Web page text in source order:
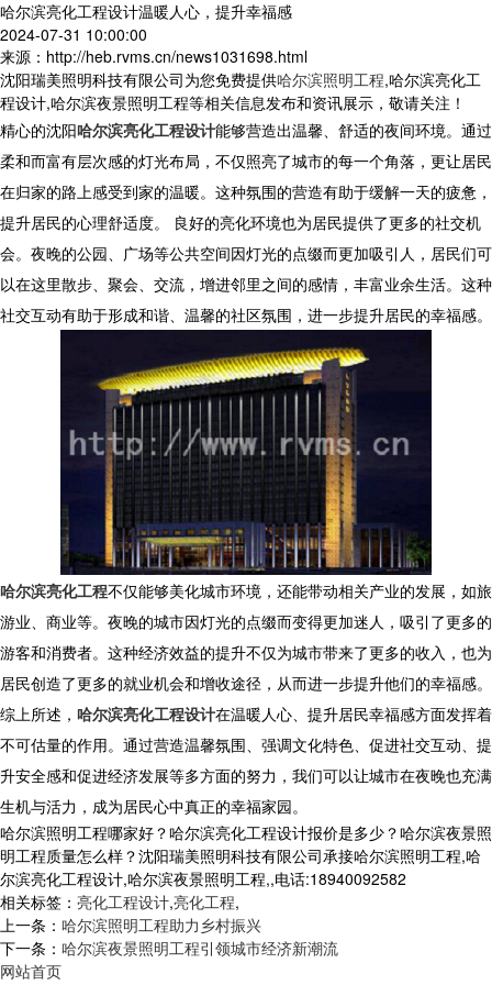
哈尔滨亮化工程设计温暖人心，提升幸福感
2024-07-31 10:00:00
来源：http://heb.rvms.cn/news1031698.html
沈阳瑞美照明科技有限公司为您免费提供哈尔滨照明工程,哈尔滨亮化工
程设计,哈尔滨夜景照明工程等相关信息发布和资讯展示，敬请关注！
精心的沈阳哈尔滨亮化工程设计能够营造出温馨、舒适的夜间环境。通过
柔和而富有层次感的灯光布局，不仅照亮了城市的每一个角落，更让居民
在归家的路上感受到家的温暖。这种氛围的营造有助于缓解一天的疲惫，
提升居民的心理舒适度。 良好的亮化环境也为居民提供了更多的社交机
会。夜晚的公园、广场等公共空间因灯光的点缀而更加吸引人，居民们可
以在这里散步、聚会、交流，增进邻里之间的感情，丰富业余生活。这种
社交互动有助于形成和谐、温馨的社区氛围，进一步提升居民的幸福感。
哈尔滨亮化工程不仅能够美化城市环境，还能带动相关产业的发展，如旅
游业、商业等。夜晚的城市因灯光的点缀而变得更加迷人，吸引了更多的
游客和消费者。这种经济效益的提升不仅为城市带来了更多的收入，也为
居民创造了更多的就业机会和增收途径，从而进一步提升他们的幸福感。
综上所述， 哈尔滨亮化工程设计在温暖人心、提升居民幸福感方面发挥着
不可估量的作用。通过营造温馨氛围、强调文化特色、促进社交互动、提
升安全感和促进经济发展等多方面的努力，我们可以让城市在夜晚也充满
生机与活力，成为居民心中真正的幸福家园。
哈尔滨照明工程哪家好？哈尔滨亮化工程设计报价是多少？哈尔滨夜景照
明工程质量怎么样？沈阳瑞美照明科技有限公司承接哈尔滨照明工程,哈
尔滨亮化工程设计,哈尔滨夜景照明工程,,电话:18940092582
相关标签： 亮化工程设计,亮化工程,
上一条： 哈尔滨照明工程助力乡村振兴
下一条： 哈尔滨夜景照明工程引领城市经济新潮流
网站首页